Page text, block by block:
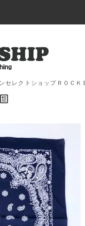
セレクトショップＲＯＣ